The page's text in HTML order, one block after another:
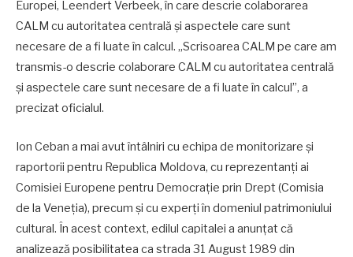
Europei, Leendert Verbeek, în care descrie colaborarea
CALM cu autoritatea centrală și aspectele care sunt
necesare de a fi luate în calcul. „Scrisoarea CALM pe care am
transmis-o descrie colaborare CALM cu autoritatea centrală
și aspectele care sunt necesare de a fi luate în calcul”, a
precizat oficialul.
Ion Ceban a mai avut întâlniri cu echipa de monitorizare și
raportorii pentru Republica Moldova, cu reprezentanți ai
Comisiei Europene pentru Democrație prin Drept (Comisia
de la Veneția), precum și cu experți în domeniul patrimoniului
cultural. În acest context, edilul capitalei a anunțat că
analizează posibilitatea ca strada 31 August 1989 din